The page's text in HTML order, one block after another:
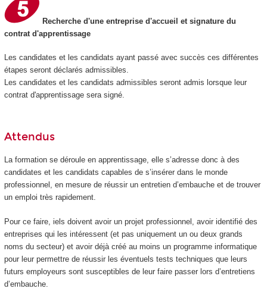
Recherche d'une entreprise d'accueil et signature du
contrat d'apprentissage
Les candidates et les candidats ayant passé avec succès ces différentes
étapes seront déclarés admissibles.
Les candidates et les candidats admissibles seront admis lorsque leur
contrat d'apprentissage sera signé.
Attendus
La formation se déroule en apprentissage, elle s’adresse donc à des
candidates et les candidats capables de s’insérer dans le monde
professionnel, en mesure de réussir un entretien d’embauche et de trouver
un emploi très rapidement.
Pour ce faire, iels doivent avoir un projet professionnel, avoir identifié des
entreprises qui les intéressent (et pas uniquement un ou deux grands
noms du secteur) et avoir déjà créé au moins un programme informatique
pour leur permettre de réussir les éventuels tests techniques que leurs
futurs employeurs sont susceptibles de leur faire passer lors d’entretiens
d’embauche.